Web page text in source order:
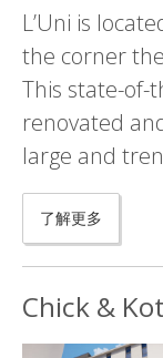
L’Uni is
the corner
This state-of-
renovated
large and
了解更多
Chick &